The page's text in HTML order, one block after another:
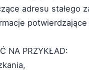
adresu stałego
potwierdzające
NA PRZYKŁAD: